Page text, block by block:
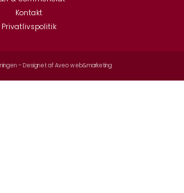
Kontakt
Privatlivspolitik
– Designet afAveo web&marketing